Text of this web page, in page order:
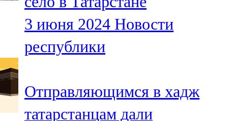
Минзәлә
107,3 FM
Мөслим
Нурлат
3 июня 2024 Новости
республики
Отправляющимся в хадж
татарстанцам дали